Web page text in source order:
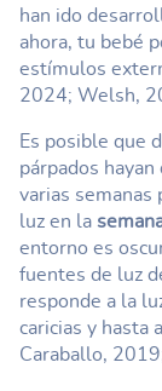
han ido
ahora, tu bebé
estímulos
2024; Welsh,
Es posible que
párpados
varias semanas
luz en la
entorno es
fuentes de luz
responde a la
caricias y hasta
Caraballo,